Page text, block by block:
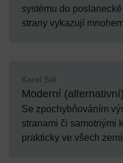
systému do
strany vykazují
Karel Sál
Moderní
Se zpochybňováním
stranami či samotnými
prakticky ve všech